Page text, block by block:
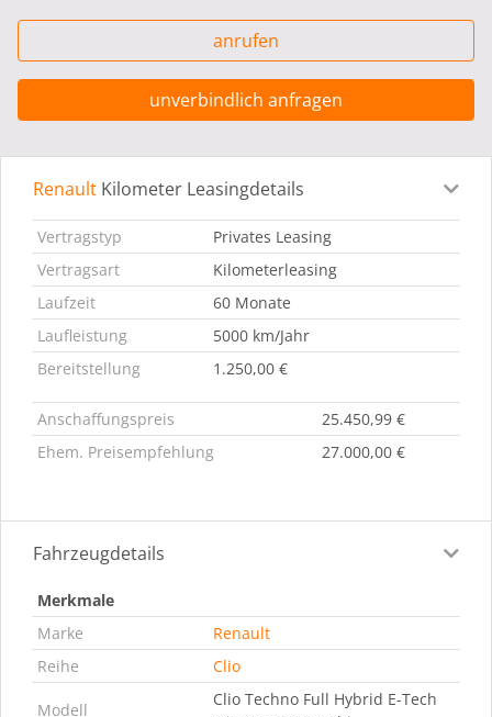
anrufen
unverbindlich anfragen
Leasingdetails Fahrzeugdetails
Renault Kilometer Leasingdetails
Vertragstyp
Privates Leasing
Vertragsart
Kilometerleasing
Laufzeit
60 Monate
Laufleistung
5000 km/Jahr
Bereitstellung
1.250,00 €
Anschaffungspreis
25.450,99 €
Ehem. Preisempfehlung
27.000,00 €
Fahrzeugdetails
Merkmale
Marke
Renault
Reihe
Clio
Modell
Clio Techno Full Hybrid E-Tech